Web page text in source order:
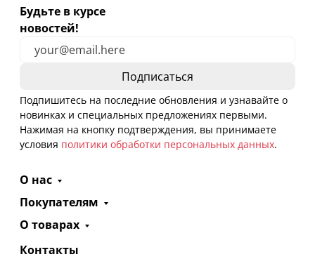
Будьте в курсе
новостей!
Подпишитесь на последние обновления и узнавайте о
новинках и специальных предложениях первыми.
Нажимая на кнопку подтверждения, вы принимаете
условия политики обработки персональных данных.
О нас
Покупателям
О товарах
Контакты